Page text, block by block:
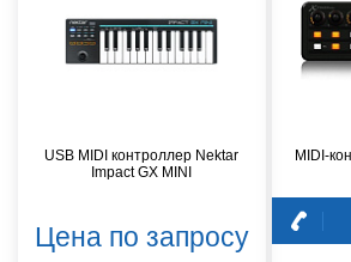
USB MIDI контроллер Nektar
Impact GX MINI
Цена по запросу
MIDI-